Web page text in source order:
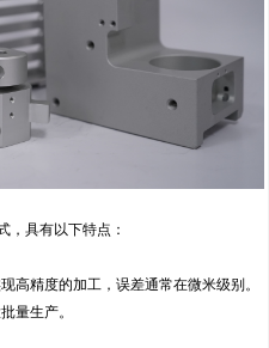
，具有以下特点：
高精度的加工，误差通常在微米级别。
量生产。